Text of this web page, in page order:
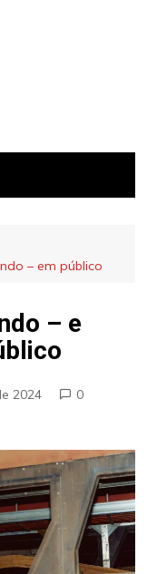
– em público
– e
2024
0